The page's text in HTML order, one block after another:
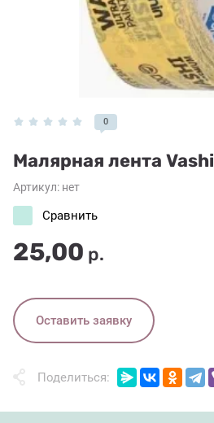
0
Малярная лента Vashi
Артикул: нет
25,00 р.
Сравнить
Оставить заявку
Поделиться: